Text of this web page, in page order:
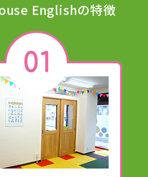
Englishの特徴